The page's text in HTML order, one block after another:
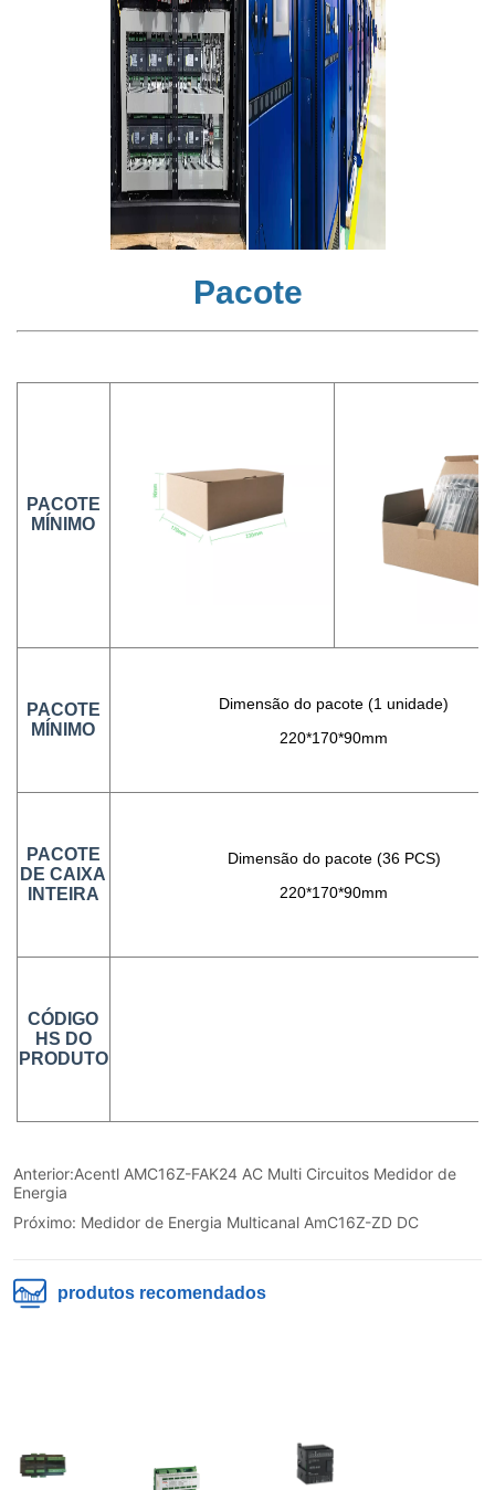
Anterior:Acentl AMC16Z-FAK24 AC Multi Circuitos Medidor de
Energia
Próximo: Medidor de Energia Multicanal AmC16Z-ZD DC
produtos recomendados